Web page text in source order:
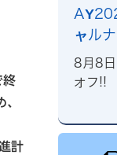
終
計
ャル
8月8
オフ!!